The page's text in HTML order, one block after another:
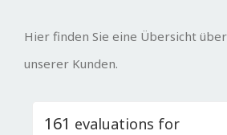
Hier finden Sie eine Übersicht
unserer Kunden.
161 evaluations for